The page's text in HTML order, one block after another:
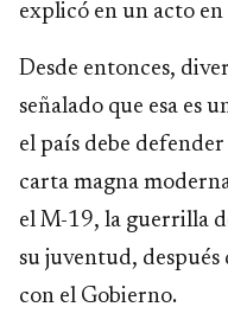
explicó en un acto en
Desde entonces,
señalado que esa es
el país debe
carta magna
el M-19, la guerrilla
su juventud,
con el Gobierno.